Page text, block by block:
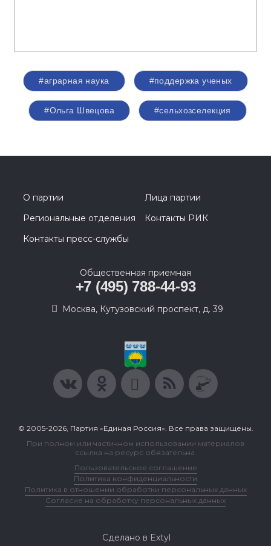
#аграрная наука #поддержка ученых
#Ольга Швецова #сельхозселекция
О партии
Лица партии
Региональные отделения
Контакты РИК
Контакты пресс-службы
Общественная приемная
+7 (495) 788-44-93
Москва, Кутузовский проспект, д. 39
© 2005-2026, Партия «Единая Россия». Все права защищены.
При полном или частичном использовании материалов
ссылка на ресурс обязательна.
Пользовательское соглашение
Политика конфиденциальности
Политика в отношении обработки персональных данных
Согласие на обработку персональных данных
Сделано в Extyl